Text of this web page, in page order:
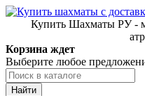
Купить Шахматы РУ -
Корзина ждет
Выберите любое
Найти